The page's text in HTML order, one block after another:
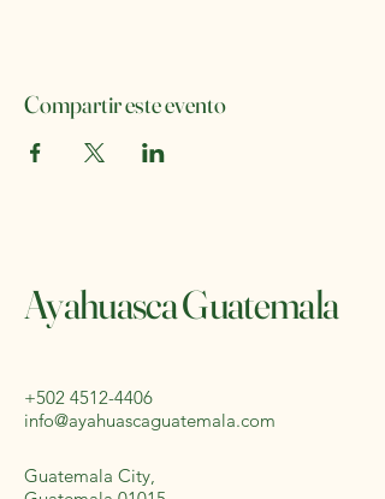
Compartir este evento
Ayahuasca Guatemala
+502 4512-4406
info@ayahuascaguatemala.com
Guatemala City,